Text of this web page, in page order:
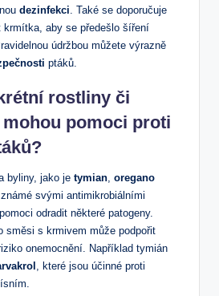
dezinfekci. Také se doporučuje
krmítka, aby se předešlo šíření
údržbou můžete výrazně
ptáků.
rostliny či
pomoci proti
byliny, jako je tymian, oregano
svými antimikrobiálními
odradit některé patogeny.
směsi s krmivem může podpořit
onemocnění. Například tymián
, které jsou účinné proti